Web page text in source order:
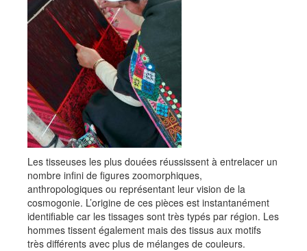
Les tisseuses les plus douées réussissent à entrelacer un
nombre infini de figures zoomorphiques,
anthropologiques ou représentant leur vision de la
cosmogonie. L’origine de ces pièces est instantanément
identifiable car les tissages sont très typés par région. Les
hommes tissent également mais des tissus aux motifs
très différents avec plus de mélanges de couleurs.